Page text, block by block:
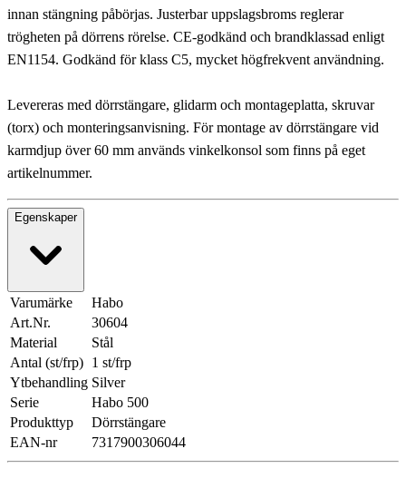
innan stängning påbörjas. Justerbar uppslagsbroms reglerar
trögheten på dörrens rörelse. CE-godkänd och brandklassad enligt
EN1154. Godkänd för klass C5, mycket högfrekvent användning.
Levereras med dörrstängare, glidarm och montageplatta, skruvar
(torx) och monteringsanvisning. För montage av dörrstängare vid
karmdjup över 60 mm används vinkelkonsol som finns på eget
artikelnummer.
Egenskaper
Varumärke
Habo
Art.Nr.
30604
Material
Stål
Antal (st/frp) 1 st/frp
Ytbehandling Silver
Serie
Habo 500
Produkttyp
Dörrstängare
EAN-nr
7317900306044